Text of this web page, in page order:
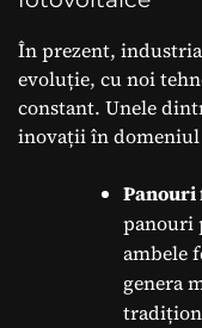
În prezent,
evoluție, cu noi
constant. Unele
inovații în
Panouri
panouri
ambele
genera